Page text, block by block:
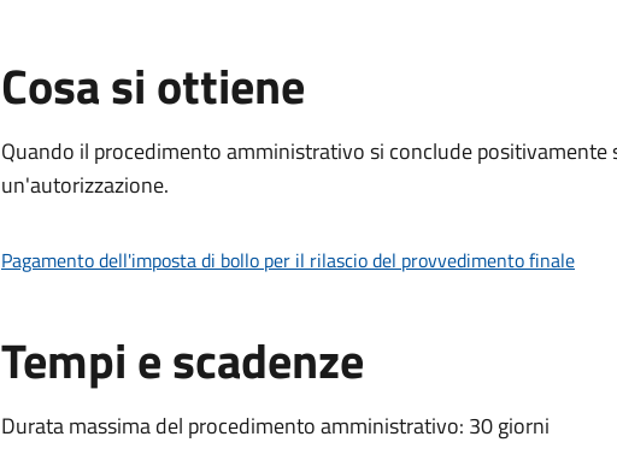
Cosa si ottiene
Quando il procedimento amministrativo si conclude positivamente
un'autorizzazione.
Pagamento dell'imposta di bollo per il rilascio del provvedimento finale
Tempi e scadenze
Durata massima del procedimento amministrativo: 30 giorni